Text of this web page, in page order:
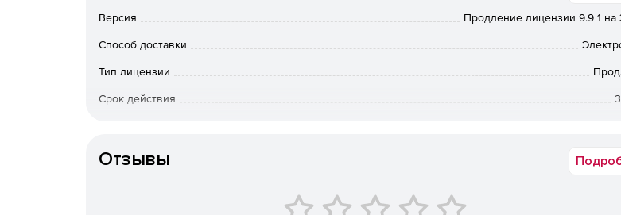
Установщик исправлений Windows.
Удаленное удаление программного обеспечения в автоматическом режиме.
Версия Продление лицензии 9.9 1 на
Способ доставки
Тип лицензии
Срок действия
Отзывы